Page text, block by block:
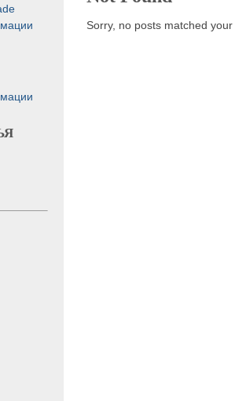
Sorry, no posts matched